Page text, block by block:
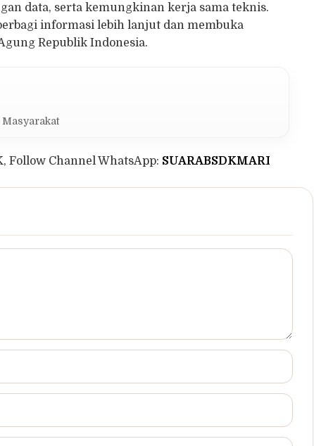
data, serta kemungkinan kerja sama teknis.
informasi lebih lanjut dan membuka
Republik Indonesia.
Follow Channel WhatsApp: SUARABSDKMARI